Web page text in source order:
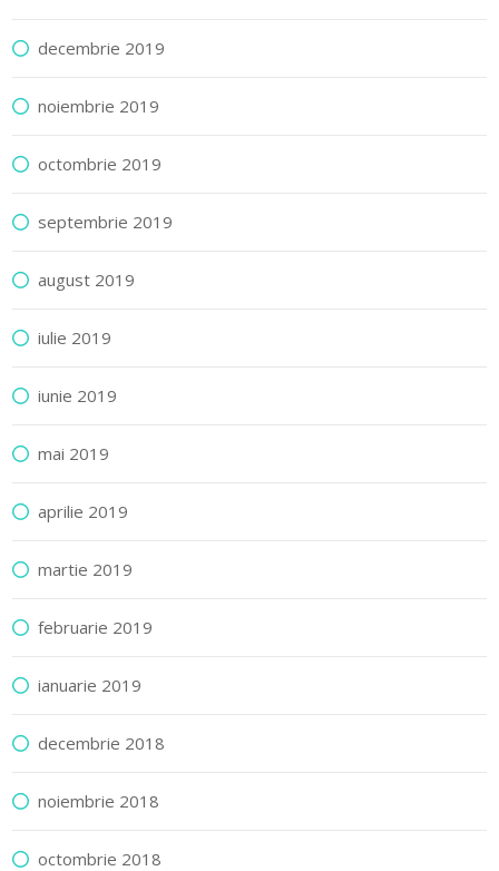
decembrie 2019
noiembrie 2019
octombrie 2019
septembrie 2019
august 2019
iulie 2019
iunie 2019
mai 2019
aprilie 2019
martie 2019
februarie 2019
ianuarie 2019
decembrie 2018
noiembrie 2018
octombrie 2018